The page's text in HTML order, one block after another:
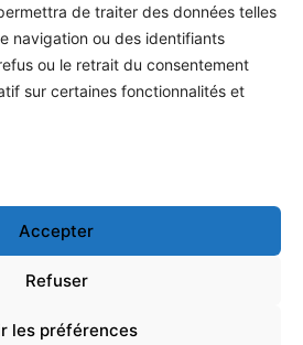
de traiter des données telles
navigation ou des identifiants
ou le retrait du consentement
sur certaines fonctionnalités et
Accepter
Refuser
les préférences
vente